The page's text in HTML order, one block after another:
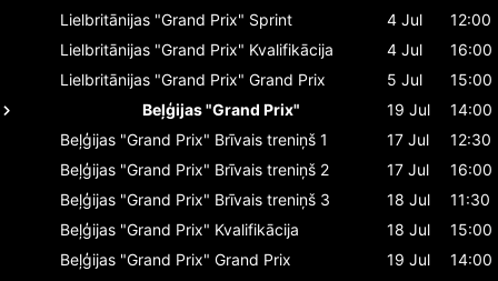
Lielbritānijas "Grand Prix" Sprint 4 Jul
12:00
Lielbritānijas "Grand Prix" Kvalifikācija 4 Jul
16:00
Lielbritānijas "Grand Prix" Grand Prix 5 Jul
15:00
Beļģijas "Grand Prix"
19 Jul
14:00
Beļģijas "Grand Prix" Brīvais treniņš 1 17 Jul
12:30
Beļģijas "Grand Prix" Brīvais treniņš 2 17 Jul
16:00
Beļģijas "Grand Prix" Brīvais treniņš 3 18 Jul
11:30
Beļģijas "Grand Prix" Kvalifikācija 18 Jul
15:00
Beļģijas "Grand Prix" Grand Prix 19 Jul
14:00